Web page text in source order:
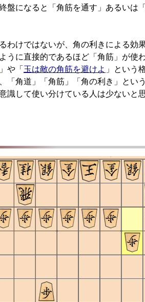
盤になると「角筋を通す」あるいは
わけではないが、角の利きによる効
うに直接的であるほど「角筋」が使
」や「 玉は敵の角筋を避けよ 」という
「角道」「角筋」「角の利き」とい
識して使い分けている人は少ないと